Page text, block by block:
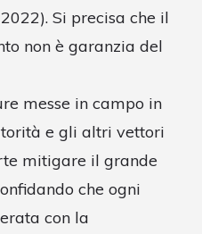
Si precisa che il
non è garanzia del
messe in campo in
e gli altri vettori
mitigare il grande
che ogni
con la